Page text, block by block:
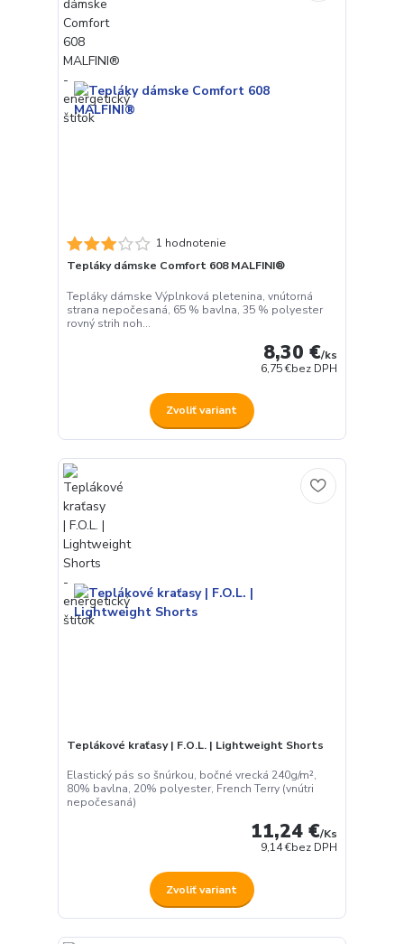
1 hodnotenie
Tepláky dámske Comfort 608 MALFINI®
Tepláky dámske Výplnková pletenina, vnútorná
strana nepočesaná, 65 % bavlna, 35 % polyester
rovný strih noh...
8,30 €/ks
6,75 €bez DPH
Zvoliť variant
Teplákové kraťasy | F.O.L. | Lightweight Shorts
Elastický pás so šnúrkou, bočné vrecká 240g/m²,
80% bavlna, 20% polyester, French Terry (vnútri
nepočesaná)
11,24 €/Ks
9,14 €bez DPH
Zvoliť variant